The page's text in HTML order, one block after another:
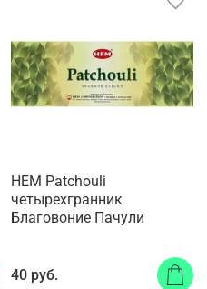
HEM Patchouli
четырехгранник
Благовоние Пачули
40 руб.